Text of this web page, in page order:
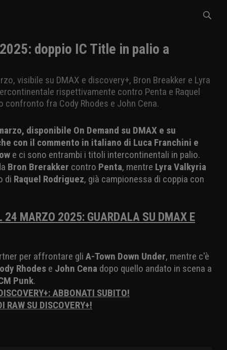
doppio IC Title in palio a
visibile su DMAX e discovery+, Bron Breakker e Lyra
rispettivamente contro Penta e Raquel
confronto fra Cody Rhodes e John Cena.
disponibile On Demand su DMAX e su
con il commento in italiano di Luca Franchini e
e ci sono entrambi i titoli intercontinentali in palio.
Bron Brerakker contro Penta, mentre Lyra Valkyria
di Raquel Rodriguez, già campionessa di coppia con
24 MARZO 2025: GUARDALA SU DMAX E
per affrontare gli A-Town Down Under, mentre c'è
Rhodes e John Cena dopo quello andato in scena a
Punk.
ABBONATI SUBITO!
RAW SU DISCOVERY+!